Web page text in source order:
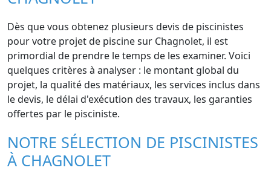
Dès que vous obtenez plusieurs devis de piscinistes
pour votre projet de piscine sur Chagnolet, il est
primordial de prendre le temps de les examiner. Voici
quelques critères à analyser : le montant global du
projet, la qualité des matériaux, les services inclus dans
le devis, le délai d'exécution des travaux, les garanties
offertes par le pisciniste.
NOTRE SÉLECTION DE PISCINISTES
À CHAGNOLET